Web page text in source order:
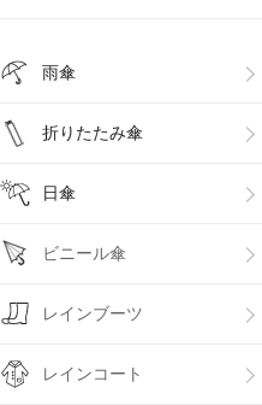
雨傘
折りたたみ傘
日傘
ビニール傘
レインブーツ
レインコート